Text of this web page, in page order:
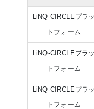
LiNQ-CIRCLEプラッ
トフォーム
LiNQ-CIRCLEプラッ
トフォーム
LiNQ-CIRCLEプラッ
トフォーム